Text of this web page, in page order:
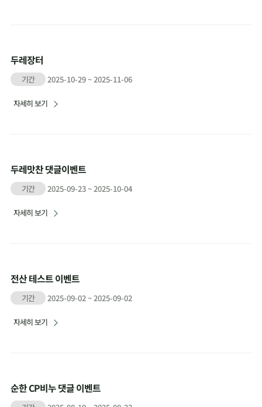
두레장터
기간 2025-10-29 ~ 2025-11-06
자세히 보기
두레맛찬 댓글이벤트
기간 2025-09-23 ~ 2025-10-04
자세히 보기
전산 테스트 이벤트
기간 2025-09-02 ~ 2025-09-02
자세히 보기
순한 CP비누 댓글 이벤트